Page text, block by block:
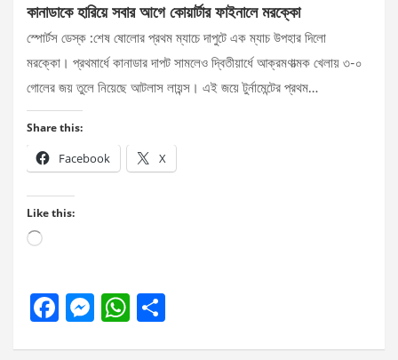
কানাডাকে হারিয়ে সবার আগে কোয়ার্টার ফাইনালে মরক্কো
স্পোর্টস ডেস্ক :শেষ ষোলোর প্রথম ম্যাচে দাপুটে এক ম্যাচ উপহার দিলো
মরক্কো। প্রথমার্ধে কানাডার দাপট সামলেও দ্বিতীয়ার্ধে আক্রমণাত্মক খেলায় ৩-০
গোলের জয় তুলে নিয়েছে আটলাস লায়ন্স। এই জয়ে টুর্নামেন্টের প্রথম…
Share this:
Facebook X
Like this:
Loading…
F
M W